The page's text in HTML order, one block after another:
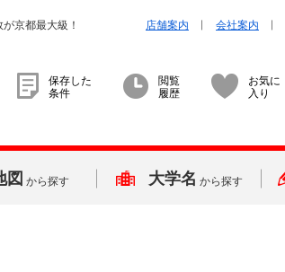
京都最大級！ 店舗案内 会社案内
保存した
条件
閲覧
履歴
お気に
入り
図 から探す 大学名 から探す